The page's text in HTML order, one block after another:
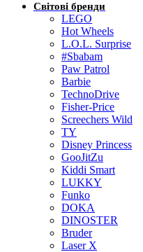
Світові бренди
LEGO
Hot Wheels
L.O.L. Surprise
#Sbabam
Paw Patrol
Barbie
TechnoDrive
Fisher-Price
Screechers Wild
TY
Disney Princess
GooJitZu
Kiddi Smart
LUKKY
Funko
DOKA
DINOSTER
Bruder
Laser X